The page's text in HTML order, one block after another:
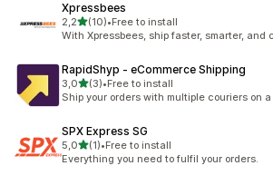
Xpressbees
2,2de 5 estrelas
(10)
10 total de avaliações
•Free to install
With Xpressbees, ship faster, smarter, and
RapidShyp ‑ eCommerce Shipping
3,0de 5 estrelas
(3)
3 total de avaliações
•Free to install
Ship your orders with multiple couriers on
SPX Express SG
5,0de 5 estrelas
(1)
1 total de avaliações
•Free to install
Everything you need to fulfil your orders.